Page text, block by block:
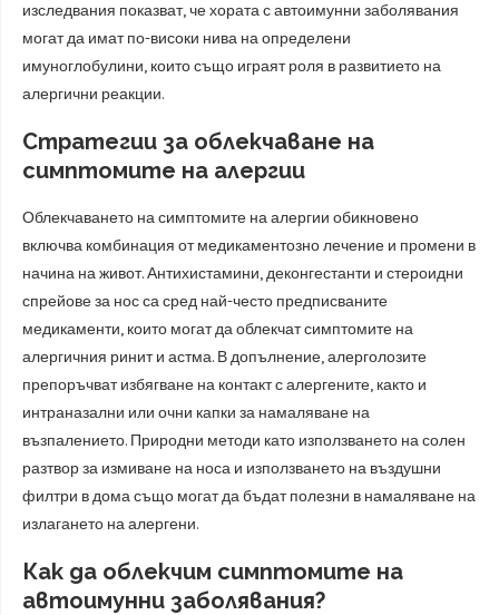
изследвания показват, че хората с автоимунни заболявания
могат да имат по-високи нива на определени
имуноглобулини, които също играят роля в развитието на
алергични реакции.
Стратегии за облекчаване на
симптомите на алергии
Облекчаването на симптомите на алергии обикновено
включва комбинация от медикаментозно лечение и промени в
начина на живот. Антихистамини, деконгестанти и стероидни
спрейове за нос са сред най-често предписваните
медикаменти, които могат да облекчат симптомите на
алергичния ринит и астма. В допълнение, алерголозите
препоръчват избягване на контакт с алергените, както и
интраназални или очни капки за намаляване на
възпалението. Природни методи като използването на солен
разтвор за измиване на носа и използването на въздушни
филтри в дома също могат да бъдат полезни в намаляване на
излагането на алергени.
Как да облекчим симптомите на
автоимунни заболявания?